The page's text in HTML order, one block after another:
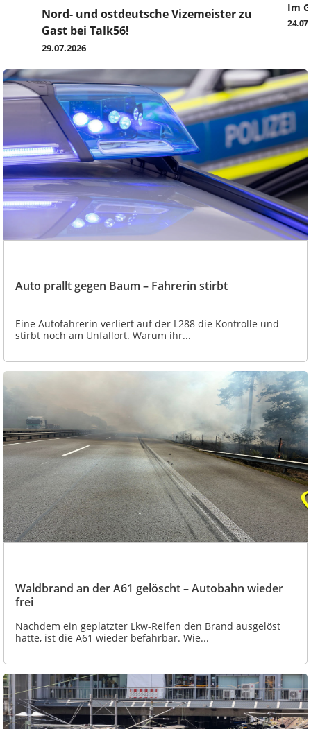
Nord- und ostdeutsche Vizemeister zu
Gast bei Talk56!
29.07.2026
Im
Auto prallt gegen Baum – Fahrerin stirbt
Eine Autofahrerin verliert auf der L288 die Kontrolle und
stirbt noch am Unfallort. Warum ihr...
Waldbrand an der A61 gelöscht – Autobahn wieder
frei
Nachdem ein geplatzter Lkw-Reifen den Brand ausgelöst
hatte, ist die A61 wieder befahrbar. Wie...